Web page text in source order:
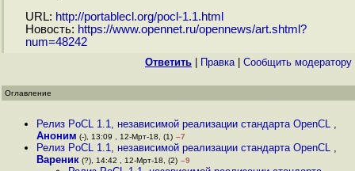
URL: http://portablecl.org/pocl-1.1.html
Новость: https://www.opennet.ru/opennews/art.shtml?
num=48242
Ответить Правка| Cообщить модератору
Оглавление
Релиз PoCL 1.1, независимой реализации стандарта OpenCL ,
Аноним (-), 13:09 , 12-Мрт-18, (1) –7
Релиз PoCL 1.1, независимой реализации стандарта OpenCL ,
Вареник (?), 14:42 , 12-Мрт-18, (2) –9